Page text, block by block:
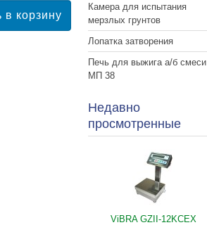
Камера для испытания
мерзлых грунтов
Лопатка затворения
Печь для выжига а/б смеси
МП 38
Недавно
просмотренные
ViBRA GZII-12KCEX